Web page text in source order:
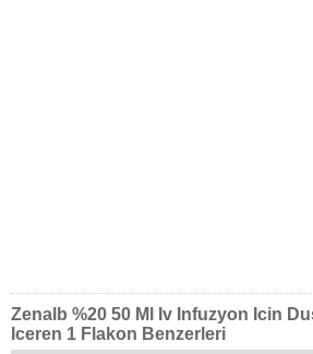
Zenalb %20 50 Ml Iv Infuzyon Icin
Iceren 1 Flakon Benzerleri